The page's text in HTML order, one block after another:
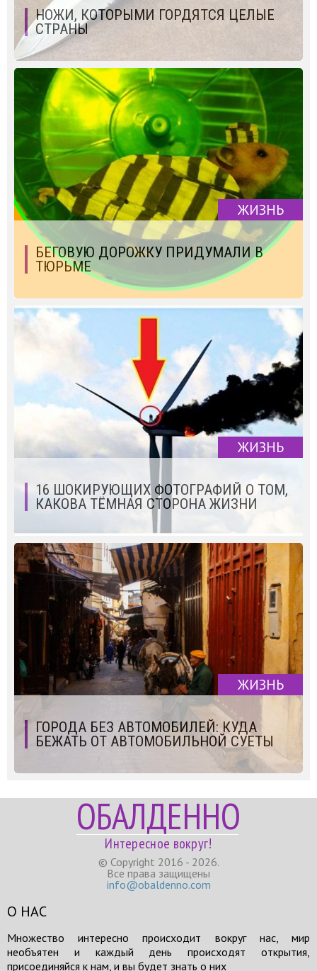
НОЖИ, КОТОРЫМИ ГОРДЯТСЯ ЦЕЛЫЕ
СТРАНЫ
ЖИЗНЬ
БЕГОВУЮ ДОРОЖКУ ПРИДУМАЛИ В
ТЮРЬМЕ
ЖИЗНЬ
16 ШОКИРУЮЩИХ ФОТОГРАФИЙ О ТОМ,
КАКОВА ТЁМНАЯ СТОРОНА ЖИЗНИ
ЖИЗНЬ
ГОРОДА БЕЗ АВТОМОБИЛЕЙ: КУДА
БЕЖАТЬ ОТ АВТОМОБИЛЬНОЙ СУЕТЫ
ОБАЛДЕННО
Интересное вокруг!
© Copyright 2016 - 2026.
Все права защищены
info@obaldenno.com
О НАС
Множество интересно происходит вокруг нас, мир
необъятен и каждый день происходят открытия,
присоединяйся к нам, и вы будет знать о них